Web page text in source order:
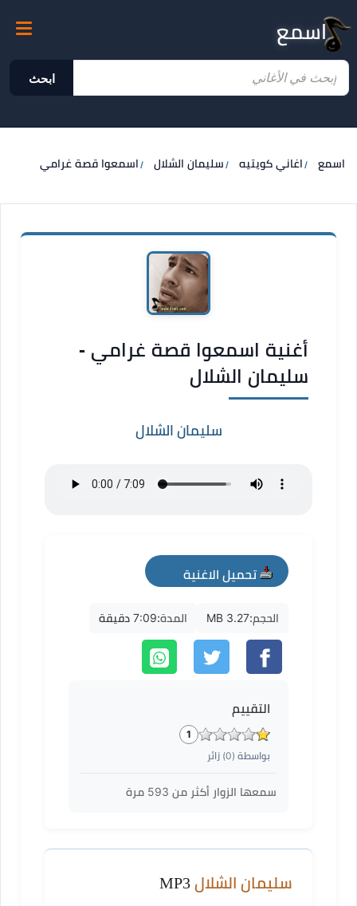
اسمع
ابحث
اسمع اغاني كويتيه سليمان الشلال اسمعوا قصة غرامي
أغنية اسمعوا قصة غرامي -
سليمان الشلال
سليمان الشلال
تحميل الاغنية
mp3
الحجم:3.27 MB المدة:7:09 دقيقة
التقييم
1
بواسطة (0) زائر
سمعها الزوار أكثر من 593 مرة
سليمان الشلال